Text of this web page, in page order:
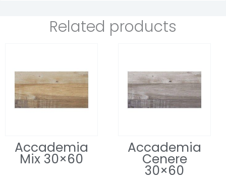
Related products
Accademia
Mix 30×60
Accademia
Cenere
30×60